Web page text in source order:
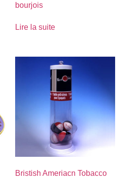
bourjois
Lire la suite
Bristish Ameriacn Tobacco